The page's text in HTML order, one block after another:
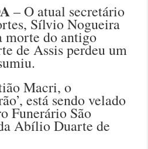
– O atual secretário
Sílvio Nogueira
morte do antigo
de Assis perdeu um
Macri, o
está sendo velado
Funerário São
Abílio Duarte de